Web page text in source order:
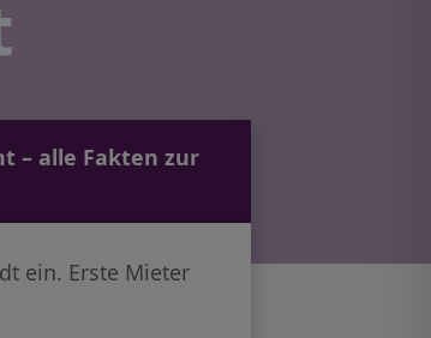
– alle Fakten zur
ein. Erste Mieter